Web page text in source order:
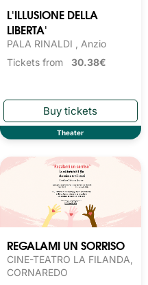
L'ILLUSIONE DELLA
LIBERTA'
PALA RINALDI , Anzio
Tickets from 30.38€
Theater
REGALAMI UN SORRISO
CINE-TEATRO LA FILANDA,
CORNAREDO